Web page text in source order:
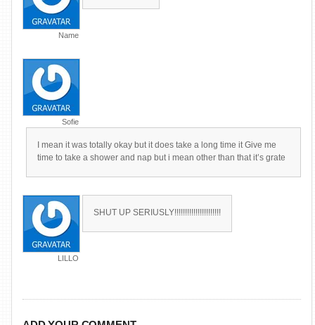
Name
Sofie
I mean it was totally okay but it does take a long time it Give me
time to take a shower and nap but i mean other than that it’s grate
LILLO
SHUT UP SERIUSLY!!!!!!!!!!!!!!!!!!!!!!